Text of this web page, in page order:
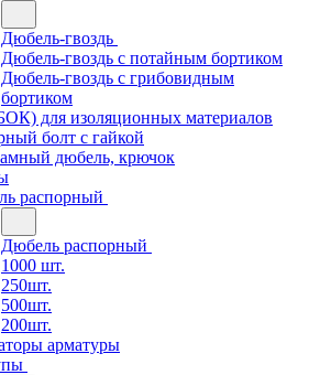
Дюбель-гвоздь
Дюбель-гвоздь с потайным бортиком
Дюбель-гвоздь с грибовидным
бортиком
для изоляционных материалов
болт с гайкой
дюбель, крючок
распорный
Дюбель распорный
1000 шт.
250шт.
500шт.
200шт.
арматуры